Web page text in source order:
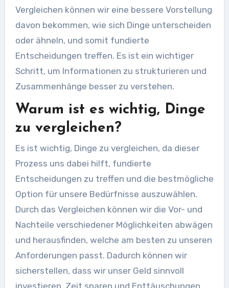
Vergleichen können wir eine bessere Vorstellung
davon bekommen, wie sich Dinge unterscheiden
oder ähneln, und somit fundierte
Entscheidungen treffen. Es ist ein wichtiger
Schritt, um Informationen zu strukturieren und
Zusammenhänge besser zu verstehen.
Warum ist es wichtig, Dinge
zu vergleichen?
Es ist wichtig, Dinge zu vergleichen, da dieser
Prozess uns dabei hilft, fundierte
Entscheidungen zu treffen und die bestmögliche
Option für unsere Bedürfnisse auszuwählen.
Durch das Vergleichen können wir die Vor- und
Nachteile verschiedener Möglichkeiten abwägen
und herausfinden, welche am besten zu unseren
Anforderungen passt. Dadurch können wir
sicherstellen, dass wir unser Geld sinnvoll
investieren, Zeit sparen und Enttäuschungen